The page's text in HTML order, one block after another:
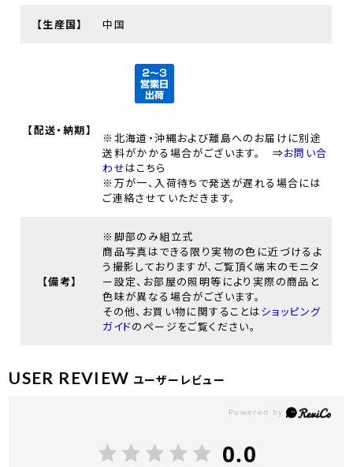
【生産国】 中国
【配送・納期】
※北海道・沖縄および離島へのお届けに別途
送料がかかる場合がございます。 ⇒お問い合
わせはこちら
※万が一、入荷待ちで発送が遅れる場合には
ご連絡させていただきます。
【備考】
※脚部のみ組立式
商品写真はできる限り実物の色に近づけるよ
う撮影しておりますが、ご覧頂く端末のモニタ
ー設定、お部屋の照明等により実際の商品と
色味が異なる場合がございます。
その他、お買い物に関することはショッピング
ガイドのページをご覧ください。
USER REVIEW ユーザーレビュー
0.0